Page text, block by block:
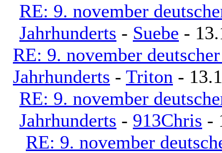
RE: 9. november
Jahrhunderts - Suebe -
RE: 9. november
Jahrhunderts - Triton -
RE: 9. november
Jahrhunderts - 913Chris -
RE: 9. november